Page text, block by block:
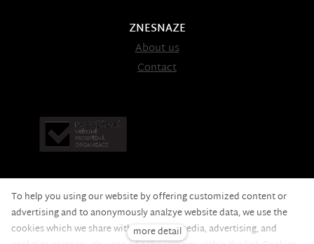
ZNESNAZE
About us
Contact
To help you using our website by offering customized content or
advertising and to anonymously analzye website data, we use the
cookies which we share with our social media, advertising, and
more detail